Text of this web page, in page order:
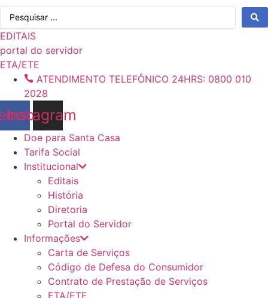
para
o
conteúdo
Pesquisar
EDITAIS
portal do servidor
ETA/ETE
ATENDIMENTO TELEFÔNICO 24HRS: 0800 010
2028
Instagram
Doe para Santa Casa
Tarifa Social
Institucional
Editais
História
Diretoria
Portal do Servidor
Informações
Carta de Serviços
Código de Defesa do Consumidor
Contrato de Prestação de Serviços
ETA/ETE